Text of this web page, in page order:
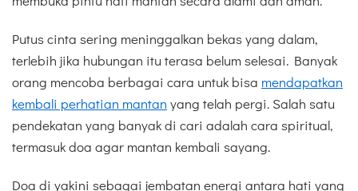
Putus cinta sering meninggalkan bekas yang dalam,
terlebih jika hubungan itu terasa belum selesai. Banyak
orang mencoba berbagai cara untuk bisa mendapatkan
kembali perhatian mantan yang telah pergi. Salah satu
pendekatan yang banyak di cari adalah cara spiritual,
termasuk doa agar mantan kembali sayang.
Doa di yakini sebagai jembatan energi antara hati yang